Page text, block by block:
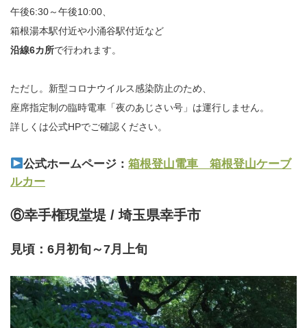
午後6:30～午後10:00、
箱根湯本駅付近や小涌谷駅付近など
沿線6カ所で行われます。
ただし。新型コロナウイルス感染防止のため、
座席指定制の臨時電車「夜のあじさい号」は運行しません。
詳しくは公式HPでご確認ください。
公式ホームページ：箱根登山電車 箱根登山ケーブ
ルカー
⑥幸手権現堂堤 / 埼玉県幸手市
見頃：6月初旬～7月上旬